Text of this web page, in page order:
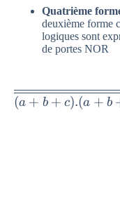
{ b }
.c+a.b.\bar
{ c } +a.b.c
{ (\bar { a
} .b.c) }
.\overline {
(a.\bar { b
.\overline {
(a.b.\bar {
Quatrième
deuxième forme
logiques sont
de portes NOR
(a + b + c).(a + b